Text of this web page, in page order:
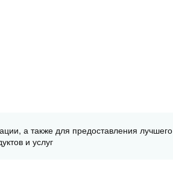
а также для предоставления лучшего
и услуг